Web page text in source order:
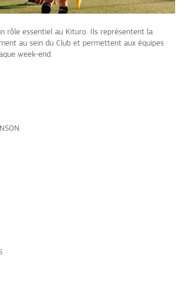
rôle essentiel au Kituro. Ils représentent la
au sein du Club et permettent aux équipes
week-end.